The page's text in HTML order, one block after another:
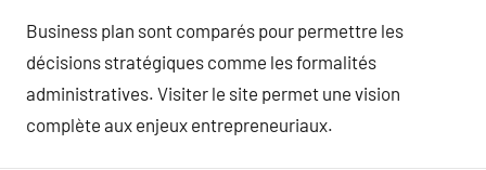
Business plan sont comparés pour permettre les
décisions stratégiques comme les formalités
administratives. Visiter le site permet une vision
complète aux enjeux entrepreneuriaux.